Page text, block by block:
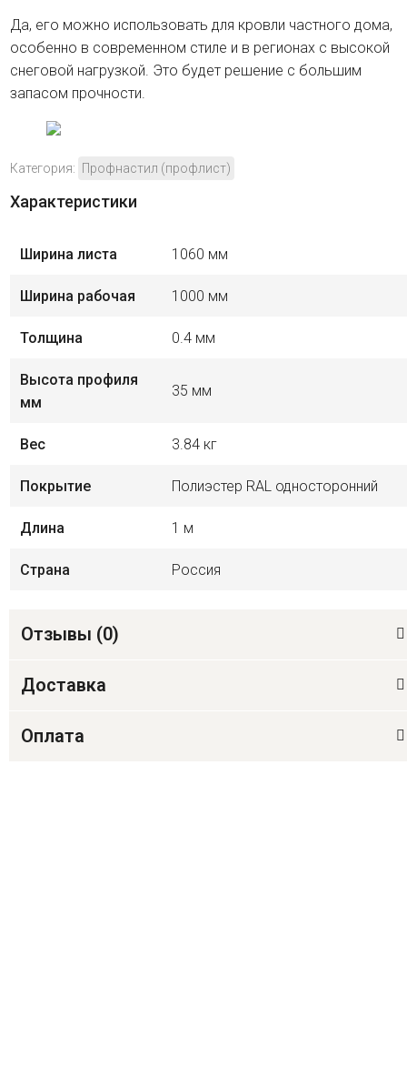
Да, его можно использовать для кровли частного дома,
особенно в современном стиле и в регионах с высокой
снеговой нагрузкой. Это будет решение с большим
запасом прочности.
Категория: Профнастил (профлист)
Характеристики
Ширина листа 1060 мм
Ширина рабочая 1000 мм
Толщина 0.4 мм
Высота профиля
мм
35 мм
Вес 3.84 кг
Покрытие Полиэстер RAL односторонний
Длина 1 м
Страна Россия
Отзывы (0)
Доставка
Оплата